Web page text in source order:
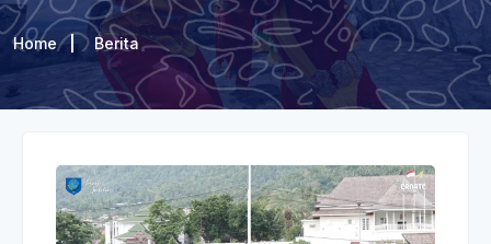
Home Berita